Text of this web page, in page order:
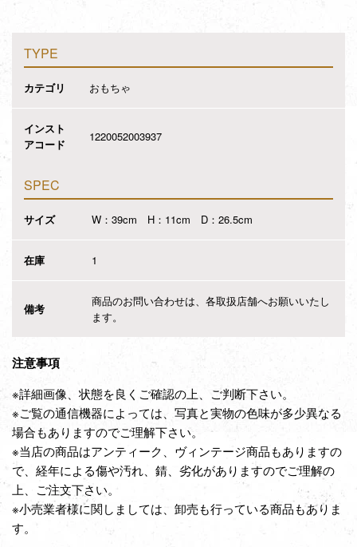
TYPE
カテゴリ おもちゃ
インスト
アコード
1220052003937
SPEC
サイズ W：39cm H：11cm D：26.5cm
在庫 1
備考
商品のお問い合わせは、各取扱店舗へお願いいたし
ます。
注意事項
※詳細画像、状態を良くご確認の上、ご判断下さい。
※ご覧の通信機器によっては、写真と実物の色味が多少異なる
場合もありますのでご理解下さい。
※当店の商品はアンティーク、ヴィンテージ商品もありますの
で、経年による傷や汚れ、錆、劣化がありますのでご理解の
上、ご注文下さい。
※小売業者様に関しましては、卸売も行っている商品もありま
す。